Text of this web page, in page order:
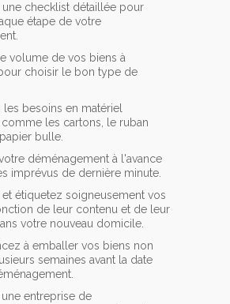
une checklist détaillée pour
étape de votre
volume de vos biens à
choisir le bon type de
les besoins en matériel
les cartons, le ruban
bulle.
déménagement à l'avance
imprévus de dernière minute.
et étiquetez soigneusement vos
de leur contenu et de leur
votre nouveau domicile.
à emballer vos biens non
semaines avant la date
une entreprise de